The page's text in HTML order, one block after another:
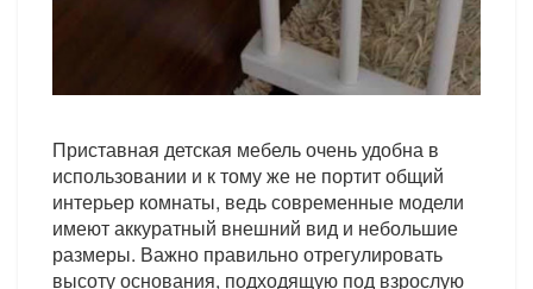
Приставная детская мебель очень удобна в
использовании и к тому же не портит общий
интерьер комнаты, ведь современные модели
имеют аккуратный внешний вид и небольшие
размеры. Важно правильно отрегулировать
высоту основания, подходящую под взрослую